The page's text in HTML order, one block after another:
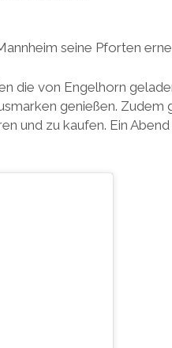
seine Pforten
die von Engelhorn
genießen.
und zu kaufen. Ein